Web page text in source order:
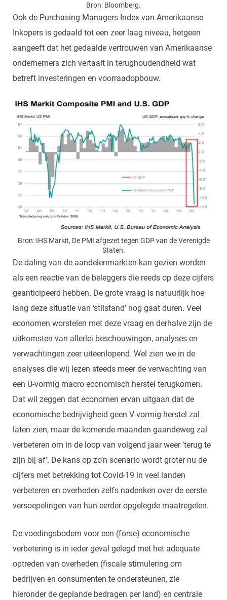
Bron: Bloomberg.
Ook de Purchasing Managers Index van Amerikaanse
Inkopers is gedaald tot een zeer laag niveau, hetgeen
aangeeft dat het gedaalde vertrouwen van Amerikaanse
ondernemers zich vertaalt in terughoudendheid wat
betreft investeringen en voorraadopbouw.
Bron: IHS Markit, De PMI afgezet tegen GDP van de Verenigde
Staten.
De daling van de aandelenmarkten kan gezien worden
als een reactie van de beleggers die reeds op deze cijfers
geanticipeerd hebben. De grote vraag is natuurlijk hoe
lang deze situatie van ‘stilstand’ nog gaat duren. Veel
economen worstelen met deze vraag en derhalve zijn de
uitkomsten van allerlei beschouwingen, analyses en
verwachtingen zeer uiteenlopend. Wel zien we in de
analyses die wij lezen steeds meer de verwachting van
een U-vormig macro economisch herstel terugkomen.
Dat wil zeggen dat economen ervan uitgaan dat de
economische bedrijvigheid geen V-vormig herstel zal
laten zien, maar de komende maanden gaandeweg zal
verbeteren om in de loop van volgend jaar weer ‘terug te
zijn bij af’. De kans op zo’n scenario wordt groter nu de
cijfers met betrekking tot Covid-19 in veel landen
verbeteren en overheden zelfs nadenken over de eerste
versoepelingen van hun eerder opgelegde maatregelen.
De voedingsbodem voor een (forse) economische
verbetering is in ieder geval gelegd met het adequate
optreden van overheden (fiscale stimulering om
bedrijven en consumenten te ondersteunen, zie
hieronder de geplande bedragen per land) en centrale